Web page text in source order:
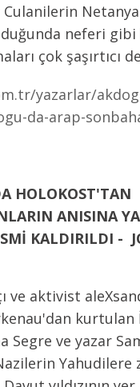
Culanilerin
neferi
çok şaşırtıcı
yazarlar/
da-arap-
HOLOKOST'TAN
ANISINA
KALDIRILDI -
ve aktivist
kurtulan
Segre ve yazar
Yahudilere